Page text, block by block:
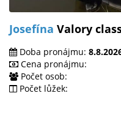
Josefína Valory
Doba pronájmu:
Cena pronájmu:
Počet osob:
Počet lůžek: